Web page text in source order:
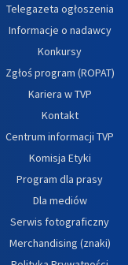
Telegazeta ogłoszenia
Informacje o nadawcy
Konkursy
Zgłoś program (ROPAT)
Kariera w TVP
Kontakt
Centrum informacji TVP
Komisja Etyki
Program dla prasy
Dla mediów
Serwis fotograficzny
Merchandising (znaki)